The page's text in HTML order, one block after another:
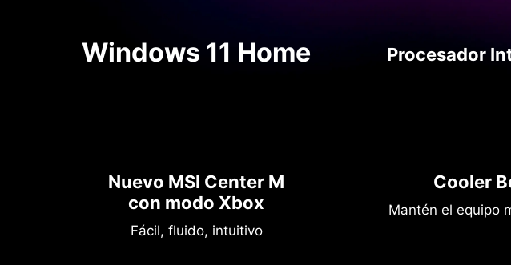
Windows 11 Home Procesador
Nuevo MSI Center M
con modo Xbox
Fácil, fluido, intuitivo
Cooler
Mantén el equipo